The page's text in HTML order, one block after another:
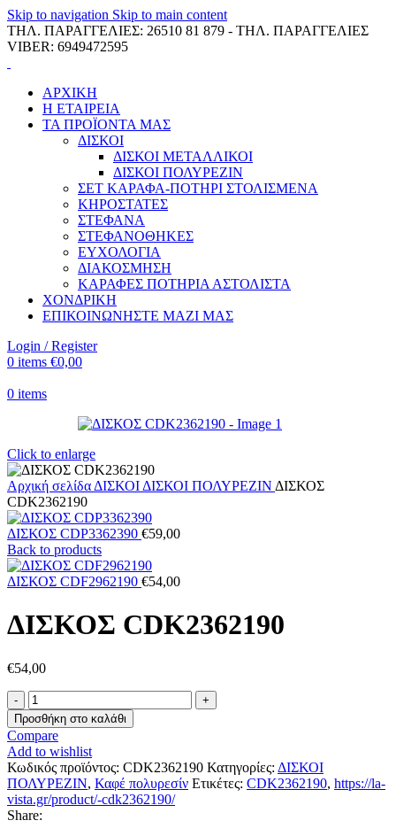
Skip to navigation Skip to main content
ΤΗΛ. ΠΑΡΑΓΓΕΛΙΕΣ: 26510 81 879 - ΤΗΛ. ΠΑΡΑΓΓΕΛΙΕΣ
VIBER: 6949472595
ΑΡΧΙΚΗ
Η ΕΤΑΙΡΕΙΑ
ΤΑ ΠΡΟΪΟΝΤΑ ΜΑΣ
ΔΙΣΚΟΙ
ΔΙΣΚΟΙ ΜΕΤΑΛΛΙΚΟΙ
ΔΙΣΚΟΙ ΠΟΛΥΡΕΖΙΝ
ΣΕΤ ΚΑΡΑΦΑ-ΠΟΤΗΡΙ ΣΤΟΛΙΣΜΕΝΑ
ΚΗΡΟΣΤΑΤΕΣ
ΣΤΕΦΑΝΑ
ΣΤΕΦΑΝΟΘΗΚΕΣ
ΕΥΧΟΛΟΓΙΑ
ΔΙΑΚΟΣΜΗΣΗ
ΚΑΡΑΦΕΣ ΠΟΤΗΡΙΑ ΑΣΤΟΛΙΣΤΑ
ΧΟΝΔΡΙΚΗ
ΕΠΙΚΟΙΝΩΝΗΣΤΕ ΜΑΖΙ ΜΑΣ
Login / Register
0 items €0,00
0 items
Click to enlarge
Αρχική σελίδα ΔΙΣΚΟΙ ΔΙΣΚΟΙ ΠΟΛΥΡΕΖΙΝ ΔΙΣΚΟΣ
CDK2362190
ΔΙΣΚΟΣ CDP3362390 €59,00
Back to products
ΔΙΣΚΟΣ CDF2962190 €54,00
ΔΙΣΚΟΣ CDK2362190
€54,00
ΔΙΣΚΟΣ
CDK2362190
ποσότητα
Προσθήκη στο καλάθι
Compare
Add to wishlist
Κωδικός προϊόντος: CDK2362190 Κατηγορίες: ΔΙΣΚΟΙ
ΠΟΛΥΡΕΖΙΝ, Καφέ πολυρεσίν Ετικέτες: CDK2362190, https://la-
vista.gr/product/-cdk2362190/
Share: